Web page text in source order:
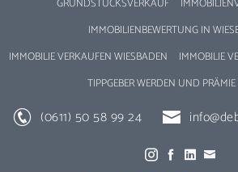
GRUNDSTÜCKSVERKAUF
IMMOBILIENBEWERTUNG IN
IMMOBILIE VERKAUFEN WIESBADEN
IMMOBILIE
TIPPGEBER WERDEN UND PRÄMIE
(0611) 50 58 99 24